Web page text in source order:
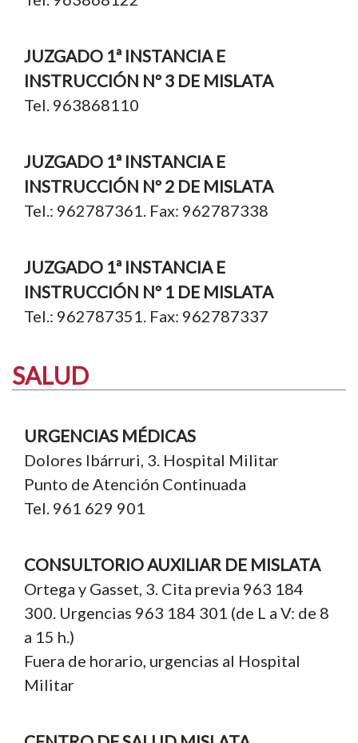
JUZGADO 1ª INSTANCIA E
INSTRUCCIÓN Nº 3 DE MISLATA
Tel. 963868110
JUZGADO 1ª INSTANCIA E
INSTRUCCIÓN Nº 2 DE MISLATA
Tel.: 962787361. Fax: 962787338
JUZGADO 1ª INSTANCIA E
INSTRUCCIÓN Nº 1 DE MISLATA
Tel.: 962787351. Fax: 962787337
SALUD
URGENCIAS MÉDICAS
Dolores Ibárruri, 3. Hospital Militar
Punto de Atención Continuada
Tel. 961 629 901
CONSULTORIO AUXILIAR DE MISLATA
Ortega y Gasset, 3. Cita previa 963 184
300. Urgencias 963 184 301 (de L a V: de 8
a 15 h.)
Fuera de horario, urgencias al Hospital
Militar